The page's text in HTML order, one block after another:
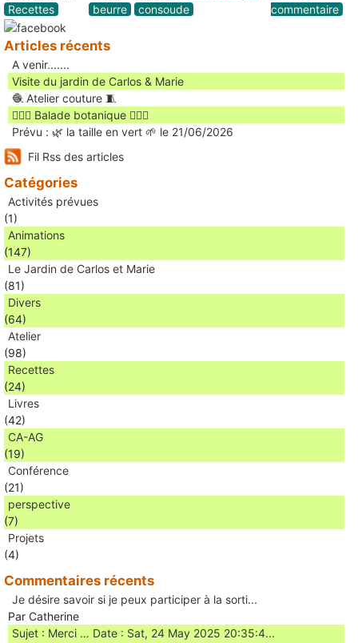
Recettes
beurre
consoude
commentaire
Articles récents
A venir.......
Visite du jardin de Carlos & Marie
🧶 Atelier couture 🧵
🚶🏻‍♀️ Balade botanique 🚶🏻‍♂️
Prévu : 🌿 la taille en vert 🌱 le 21/06/2026
Fil Rss des articles
Catégories
Activités prévues
(1)
Animations
(147)
Le Jardin de Carlos et Marie
(81)
Divers
(64)
Atelier
(98)
Recettes
(24)
Livres
(42)
CA-AG
(19)
Conférence
(21)
perspective
(7)
Projets
(4)
Commentaires récents
Je désire savoir si je peux participer à la sorti...
Par Catherine
Sujet : Merci … Date : Sat, 24 May 2025 20:35:4...